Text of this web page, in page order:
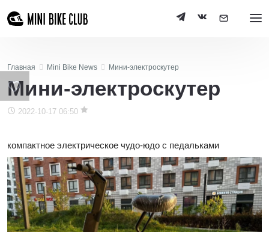
Главная Mini Bike News Мини-электроскутер
Мини-электроскутер
2022-10-17 06:50
компактное электрическое чудо-юдо с педальками